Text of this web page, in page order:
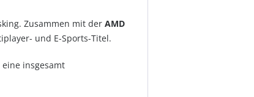
Zusammen mit der AMD
und E-Sports-Titel.
insgesamt